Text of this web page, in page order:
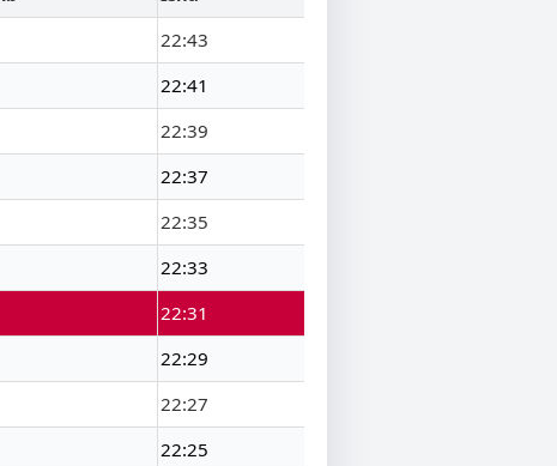
22:43
22:41
22:39
22:37
22:35
22:33
22:31
22:29
22:27
22:25